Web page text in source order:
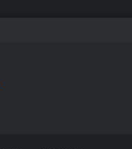
kaldılar